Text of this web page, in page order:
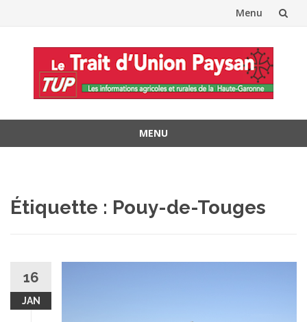
Menu
contenu
MENU
Étiquette : Pouy-de-Touges
16
JAN